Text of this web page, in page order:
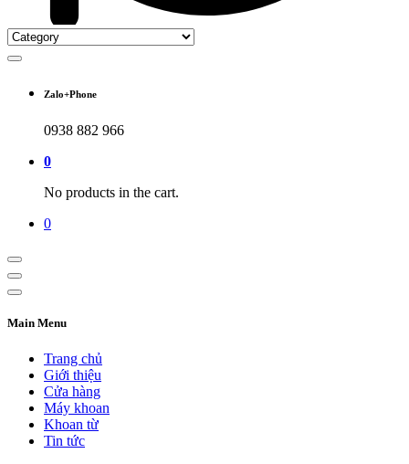
Zalo+Phone
0938 882 966
0
No products in the cart.
0
Main Menu
Trang chủ
Giới thiệu
Cửa hàng
Máy khoan
Khoan từ
Tin tức